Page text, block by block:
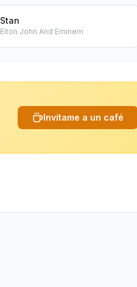
Stan
Elton John And Eminem
Invítame a un café